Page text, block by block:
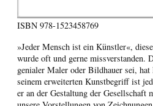
ISBN 978-1523458769
»Jeder Mensch ist ein Künstler«,
wurde oft und gerne missverstanden.
genialer Maler oder Bildhauer sei, hat
seinem erweiterten Kunstbegriff ist
er an der Gestaltung der